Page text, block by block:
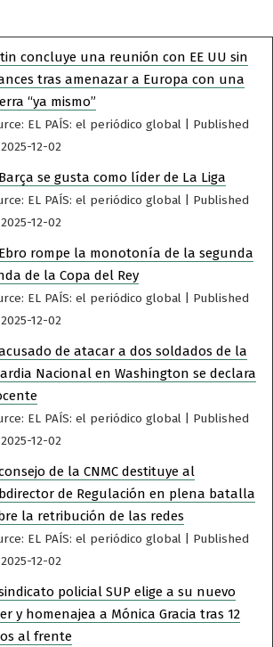
concluye una reunión con EE UU sin
tras amenazar a Europa con una
“ya mismo”
EL PAÍS: el periódico global
Published
12-02
se gusta como líder de La Liga
EL PAÍS: el periódico global
Published
12-02
rompe la monotonía de la segunda
de la Copa del Rey
EL PAÍS: el periódico global
Published
12-02
de atacar a dos soldados de la
Nacional en Washington se declara
EL PAÍS: el periódico global
Published
12-02
de la CNMC destituye al
de Regulación en plena batalla
la retribución de las redes
EL PAÍS: el periódico global
Published
12-02
policial SUP elige a su nuevo
y homenajea a Mónica Gracia tras 12
al frente